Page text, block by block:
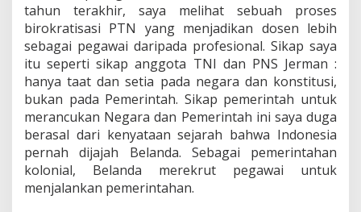
tahun terakhir, saya melihat sebuah proses
birokratisasi PTN yang menjadikan dosen lebih
sebagai pegawai daripada profesional. Sikap saya
itu seperti sikap anggota TNI dan PNS Jerman :
hanya taat dan setia pada negara dan konstitusi,
bukan pada Pemerintah. Sikap pemerintah untuk
merancukan Negara dan Pemerintah ini saya duga
berasal dari kenyataan sejarah bahwa Indonesia
pernah dijajah Belanda. Sebagai pemerintahan
kolonial, Belanda merekrut pegawai untuk
menjalankan pemerintahan.